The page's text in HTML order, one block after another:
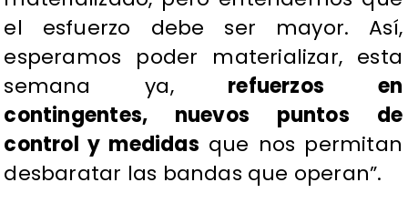
el esfuerzo debe ser mayor. Así,
esperamos poder materializar, esta
semana ya, refuerzos en
contingentes, nuevos puntos de
control y medidas que nos permitan
desbaratar las bandas que operan”.